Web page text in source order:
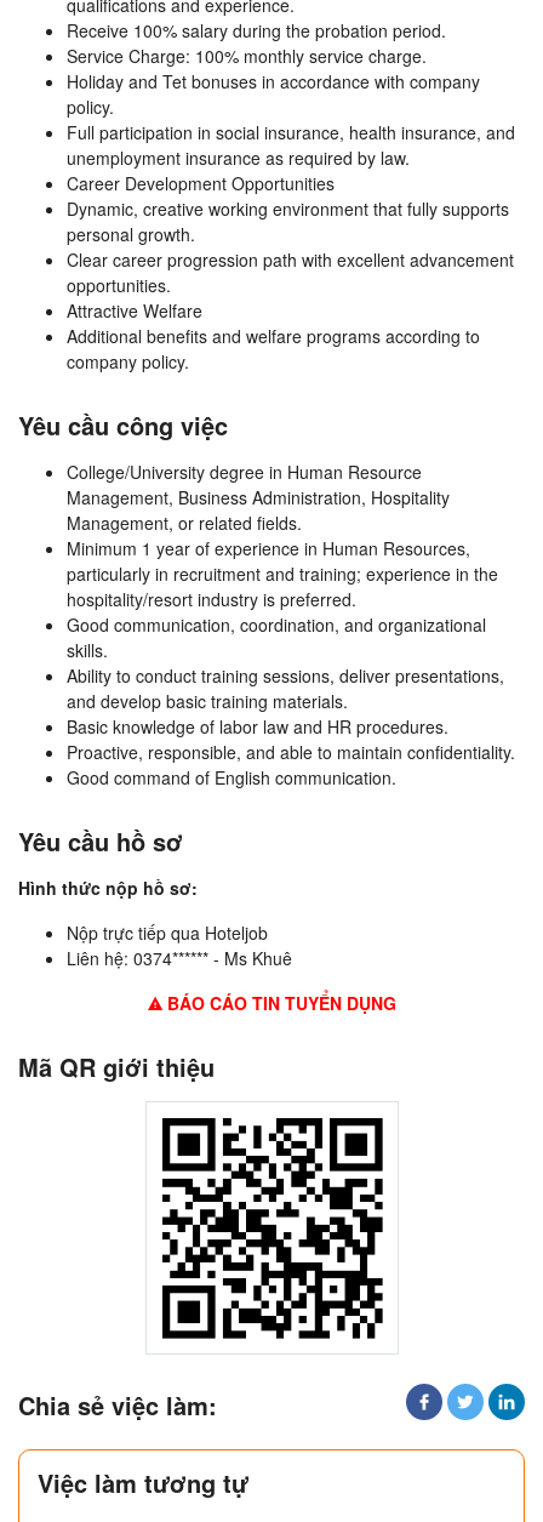
qualifications and experience.
Receive 100% salary during the probation period.
Service Charge: 100% monthly service charge.
Holiday and Tet bonuses in accordance with company
policy.
Full participation in social insurance, health insurance, and
unemployment insurance as required by law.
Career Development Opportunities
Dynamic, creative working environment that fully supports
personal growth.
Clear career progression path with excellent advancement
opportunities.
Attractive Welfare
Additional benefits and welfare programs according to
company policy.
Yêu cầu công việc
College/University degree in Human Resource
Management, Business Administration, Hospitality
Management, or related fields.
Minimum 1 year of experience in Human Resources,
particularly in recruitment and training; experience in the
hospitality/resort industry is preferred.
Good communication, coordination, and organizational
skills.
Ability to conduct training sessions, deliver presentations,
and develop basic training materials.
Basic knowledge of labor law and HR procedures.
Proactive, responsible, and able to maintain confidentiality.
Good command of English communication.
Yêu cầu hồ sơ
Hình thức nộp hồ sơ:
Nộp trực tiếp qua Hoteljob
Liên hệ: 0374****** - Ms Khuê
BÁO CÁO TIN TUYỂN DỤNG
Mã QR giới thiệu
Chia sẻ việc làm:
Việc làm tương tự